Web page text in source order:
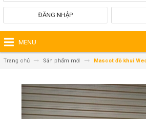
ĐĂNG NHẬP
MENU
Trang chủ Sản phẩm mới Mascot đồ khui